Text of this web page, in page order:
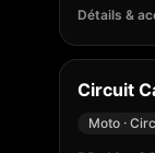
Détails &
Circuit
Moto ·